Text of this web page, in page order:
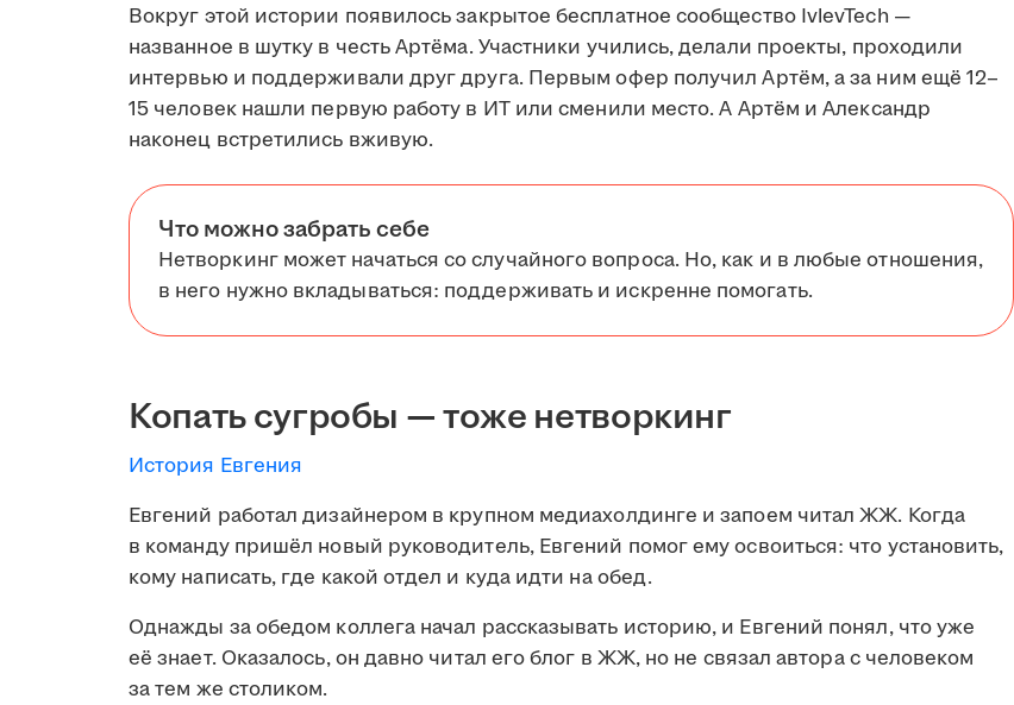
Вокруг этой истории появилось закрытое бесплатное сообщество IvlevTech —
названное в шутку в честь Артёма. Участники учились, делали проекты, проходили
интервью и поддерживали друг друга. Первым офер получил Артём, а за ним ещё 12–
15 человек нашли первую работу в ИТ или сменили место. А Артём и Александр
наконец встретились вживую.
Что можно забрать себе
Нетворкинг может начаться со случайного вопроса. Но, как и в любые отношения,
в него нужно вкладываться: поддерживать и искренне помогать.
Копать сугробы — тоже нетворкинг
История Евгения
Евгений работал дизайнером в крупном медиахолдинге и запоем читал ЖЖ. Когда
в команду пришёл новый руководитель, Евгений помог ему освоиться: что установить,
кому написать, где какой отдел и куда идти на обед.
Однажды за обедом коллега начал рассказывать историю, и Евгений понял, что уже
её знает. Оказалось, он давно читал его блог в ЖЖ, но не связал автора с человеком
за тем же столиком.